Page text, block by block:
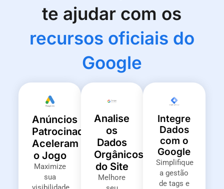
te ajudar com os
recursos oficiais do
Google
Anúncios
Patrocinados
Aceleram
o Jogo
Maximize
sua
Analise
os
Dados
Orgânicos
do Site
Melhore
Integre
Dados
com o
Google
Simplifique
a gestão
de tags e